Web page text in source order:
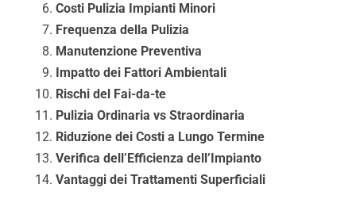
Costi Pulizia Impianti Minori
Frequenza della Pulizia
Manutenzione Preventiva
Impatto dei Fattori Ambientali
Rischi del Fai-da-te
Pulizia Ordinaria vs Straordinaria
Riduzione dei Costi a Lungo Termine
Verifica dell’Efficienza dell’Impianto
Vantaggi dei Trattamenti Superficiali